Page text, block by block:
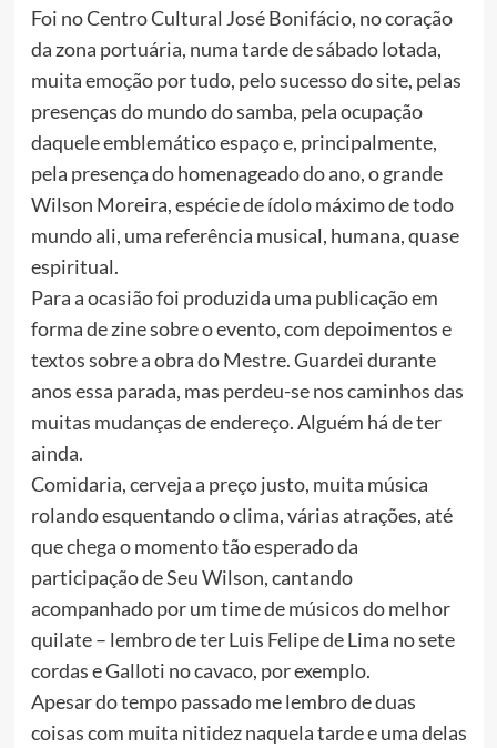
Foi no Centro Cultural José Bonifácio, no coração
da zona portuária, numa tarde de sábado lotada,
muita emoção por tudo, pelo sucesso do site, pelas
presenças do mundo do samba, pela ocupação
daquele emblemático espaço e, principalmente,
pela presença do homenageado do ano, o grande
Wilson Moreira, espécie de ídolo máximo de todo
mundo ali, uma referência musical, humana, quase
espiritual.
Para a ocasião foi produzida uma publicação em
forma de zine sobre o evento, com depoimentos e
textos sobre a obra do Mestre. Guardei durante
anos essa parada, mas perdeu-se nos caminhos das
muitas mudanças de endereço. Alguém há de ter
ainda.
Comidaria, cerveja a preço justo, muita música
rolando esquentando o clima, várias atrações, até
que chega o momento tão esperado da
participação de Seu Wilson, cantando
acompanhado por um time de músicos do melhor
quilate – lembro de ter Luis Felipe de Lima no sete
cordas e Galloti no cavaco, por exemplo.
Apesar do tempo passado me lembro de duas
coisas com muita nitidez naquela tarde e uma delas